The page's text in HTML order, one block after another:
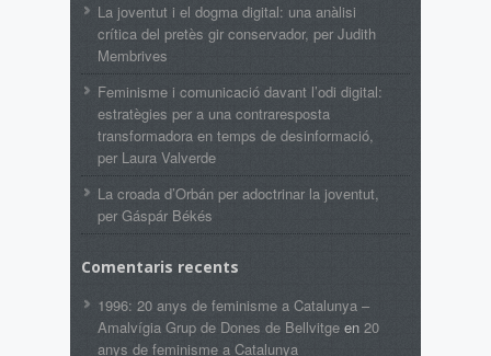
La joventut i el dogma digital: una anàlisi
crítica del pretès gir conservador, per Judith
Membrives
Feminisme i comunicació davant l’odi digital:
estratègies per a una contraresposta
transformadora en temps de desinformació,
per Laura Valverde
La croada d’Orbán per adoctrinar la joventut,
per Gáspár Békés
Comentaris recents
1996: 20 anys de feminisme a Catalunya –
Amalvígia Grup de Dones de Bellvitge en 20
anys de feminisme a Catalunya